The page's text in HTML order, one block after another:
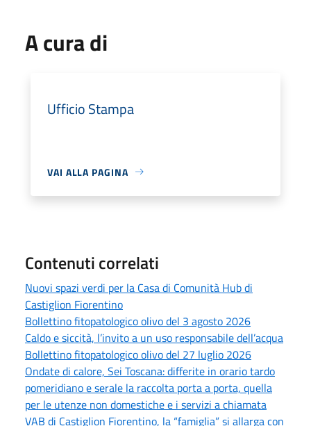
A cura di
Ufficio Stampa
VAI ALLA PAGINA
Contenuti correlati
Nuovi spazi verdi per la Casa di Comunità Hub di
Castiglion Fiorentino
Bollettino fitopatologico olivo del 3 agosto 2026
Caldo e siccità, l’invito a un uso responsabile dell’acqua
Bollettino fitopatologico olivo del 27 luglio 2026
Ondate di calore, Sei Toscana: differite in orario tardo
pomeridiano e serale la raccolta porta a porta, quella
per le utenze non domestiche e i servizi a chiamata
VAB di Castiglion Fiorentino, la “famiglia” si allarga con